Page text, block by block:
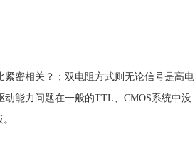
密相关？；双电阻方式则无论信号是高电
能力问题在一般的TTL、CMOS系统中没